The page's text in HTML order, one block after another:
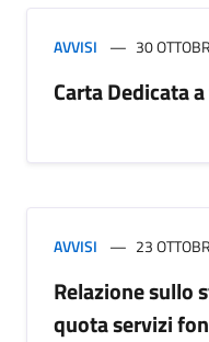
AVVISI 30
Carta Dedicata
AVVISI 23
Relazione sullo
quota servizi